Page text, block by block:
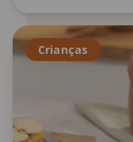
Crianças